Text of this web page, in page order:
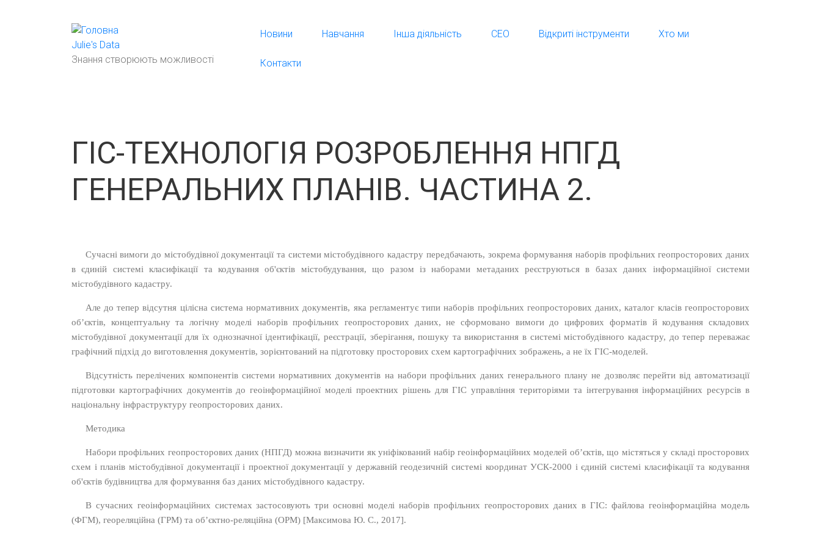
Julie's Data
Знання створюють можливості
Новини Навчання Інша діяльність СЕО Відкриті інструменти Хто ми
Контакти
ГІС-ТЕХНОЛОГІЯ РОЗРОБЛЕННЯ НПГД
ГЕНЕРАЛЬНИХ ПЛАНІВ. ЧАСТИНА 2.
Сучасні вимоги до містобудівної документації та системи містобудівного кадастру передбачають, зокрема формування наборів профільних геопросторових даних
в єдиній системі класифікації та кодування об'єктів містобудування, що разом із наборами метаданих реєструються в базах даних інформаційної системи
містобудівного кадастру.
Але до тепер відсутня цілісна система нормативних документів, яка регламентує типи наборів профільних геопросторових даних, каталог класів геопросторових
об’єктів, концептуальну та логічну моделі наборів профільних геопросторових даних, не сформовано вимоги до цифрових форматів й кодування складових
містобудівної документації для їх однозначної ідентифікації, реєстрації, зберігання, пошуку та використання в системі містобудівного кадастру, до тепер переважає
графічний підхід до виготовлення документів, зорієнтований на підготовку просторових схем картографічних зображень, а не їх ГІС-моделей.
Відсутність перелічених компонентів системи нормативних документів на набори профільних даних генерального плану не дозволяє перейти від автоматизації
підготовки картографічних документів до геоінформаційної моделі проектних рішень для ГІС управління територіями та інтегрування інформаційних ресурсів в
національну інфраструктуру геопросторових даних.
Методика
Набори профільних геопросторових даних (НПГД) можна визначити як уніфікований набір геоінформаційних моделей об’єктів, що містяться у складі просторових
схем і планів містобудівної документації і проектної документації у державній геодезичній системі координат УСК-2000 і єдиній системі класифікації та кодування
об'єктів будівництва для формування баз даних містобудівного кадастру.
В сучасних геоінформаційних системах застосовують три основні моделі наборів профільних геопросторових даних в ГІС: файлова геоінформаційна модель
(ФГМ), геореляційна (ГРМ) та об’єктно-реляційна (ОРМ) [Максимова Ю. С., 2017].